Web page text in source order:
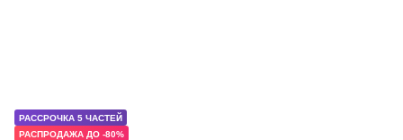
РАССРОЧКА 5 ЧАСТЕЙ
РАСПРОДАЖА ДО -80%